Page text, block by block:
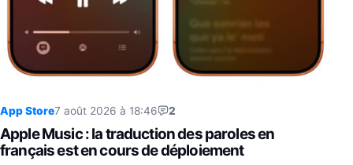
App Store7 août 2026 à 18:46 2
Apple Music : la traduction des paroles en
français est en cours de déploiement